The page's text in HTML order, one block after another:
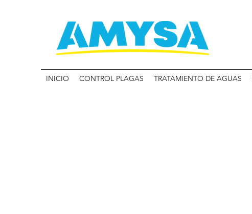
INICIO CONTROL PLAGAS TRATAMIENTO DE AGUAS